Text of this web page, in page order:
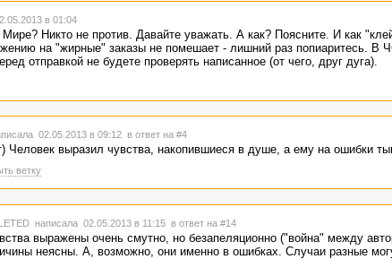
в 01:04
Никто не против. Давайте уважать. А как? Поясните. И как
на "жирные" заказы не помешает - лишний раз попиаритесь. В
отправкой не будете проверять написанное (от чего, друг дуга).
02.05.2013 в 09:12 в ответ на #4
Человек выразил чувства, накопившиеся в душе, а ему на ошибки
ветку
написала 02.05.2013 в 11:15 в ответ на #14
выражены очень смутно, но безапеляционно ("война" между
неясны. А, возможно, они именно в ошибках. Случаи разные